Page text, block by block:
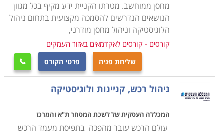
הקורס אינו דורש כל ידע מוקדם, אך עם זאת נדרשת יכולת
ארגון וניהול שכן, מדובר בתפקיד עם הרבה אחריות, והבנה,
הן פיננסית והן משפטית, שכן, ככל שהארגון מורכב יותר, כך
יש משמעות רבה יותר לכל רכישה כמו גם לניהול המלאי
ולכן אמנם אין תנאי קבלה אך נדרשים כישורים אישיים על
מנת להצליח בתפקיד מרכזי זה.
במסגרת הקורס מועברים תכנים להכנת תכנית רכש, הכנת
הצעת מחיר באופן יעיל ואפקטיבי לארגון, תהליכי משא ומתן,
מחסן ממוחשב. מטרתו הקניית ידע מקיף בכל מגוון
הנושאים הנדרשים להסמכה מקצועית בתחום ניהול
הלוגיסטיקה וניהול מחסן מודרני,
קורסים - קורסים לאקדמאים באזור העמקים
שליחת פניה פרטי הקורס 
ניהול רכש, קניינות ולוגיסטיקה
המכללה העסקית של לשכת המסחר ת"א והמרכז
עולם הרכש עובר מהפכה בתפיסת מעמד הרכש